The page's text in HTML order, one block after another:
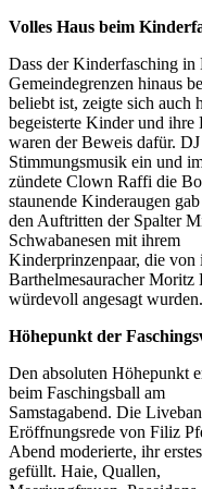
Volles Haus beim
Dass der Kinderfasching in
Gemeindegrenzen hinaus
beliebt ist, zeigte sich auch
begeisterte Kinder und ihre
waren der Beweis dafür.
Stimmungsmusik ein und
zündete Clown Raffi die
staunende Kinderaugen gab
den Auftritten der Spalter
Schwabanesen mit ihrem
Kinderprinzenpaar, die von
Barthelmesauracher Moritz
würdevoll angesagt wurden.
Höhepunkt der
Den absoluten Höhepunkt
beim Faschingsball am
Samstagabend. Die
Eröffnungsrede von Filiz
Abend moderierte, ihr
gefüllt. Haie, Quallen,